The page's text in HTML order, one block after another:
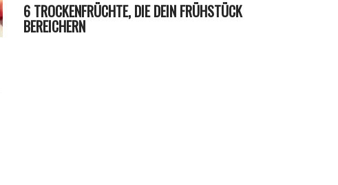
6 TROCKENFRÜCHTE, DIE DEIN FRÜHSTÜCK
BEREICHERN